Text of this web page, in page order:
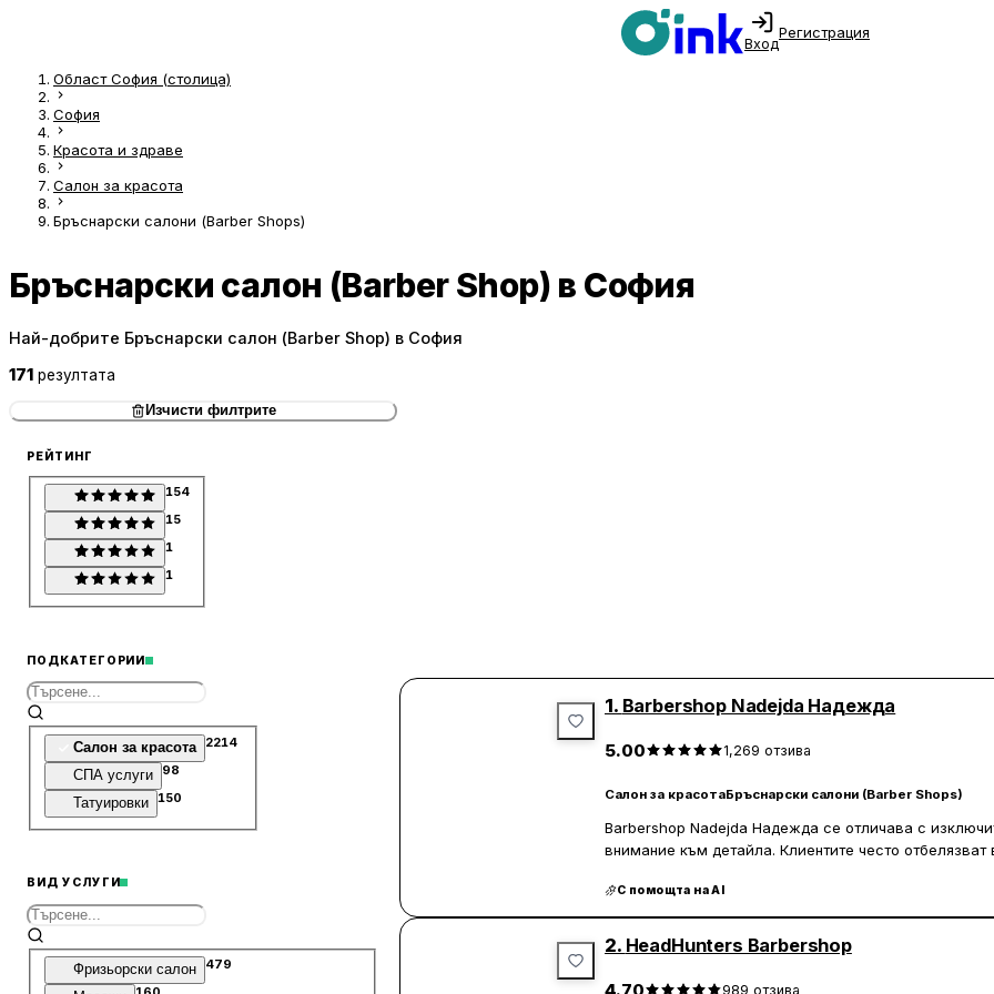
Вход
Регистрация
Област София (столица)
София
Красота и здраве
Салон за красота
Бръснарски салони (Barber Shops)
Бръснарски салон (Barber Shop) в София
Най-добрите Бръснарски салон (Barber Shop) в София
171 резултата
Изчисти филтрите
РЕЙТИНГ
154
15
1
1
ПОДКАТЕГОРИИ
Салон за красота 2214
СПА услуги 98
Татуировки 150
ВИД УСЛУГИ
Фризьорски салон 479
1. Barbershop Nadejda Надежда
5.00 1,269 отзива
Салон за красотаБръснарски салони (Barber Shops)
Barbershop Nadejda Надежда се отличава с
внимание към детайла. Клиентите често отбелязват
професионалисти, които създават приятна
чувстват комфортно и удовлетворени. Чистотата и
ниво, което допринася за положителното
Мястото е известно с това, че предоставя
С помощта на AI
2. HeadHunters Barbershop
4.70 989 отзива